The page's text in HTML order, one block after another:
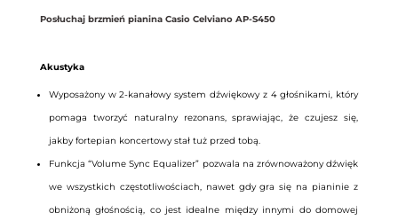
Posłuchaj brzmień pianina Casio Celviano AP-S450
Akustyka
Wyposażony w 2-kanałowy system dźwiękowy z 4 głośnikami, który
pomaga tworzyć naturalny rezonans, sprawiając, że czujesz się,
jakby fortepian koncertowy stał tuż przed tobą.
Funkcja “Volume Sync Equalizer” pozwala na zrównoważony dźwięk
we wszystkich częstotliwościach, nawet gdy gra się na pianinie z
obniżoną głośnością, co jest idealne między innymi do domowej